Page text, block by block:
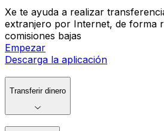
Xe te ayuda a realizar
extranjero por Internet, de forma
comisiones bajas
Empezar
Descarga la aplicación
Transferir dinero